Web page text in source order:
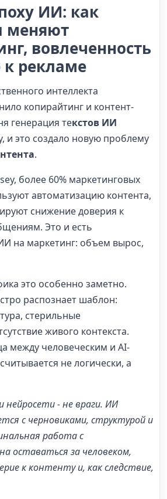
ИИ: как
меняют
вовлеченность
рекламе
интеллекта
копирайтинг и контент-
генерация текстов ИИ
и это создало новую проблему
.
более 60% маркетинговых
автоматизацию контента,
снижение доверия к
Это и есть
на маркетинг: объем вырос,
это особенно заметно.
распознает шаблон:
стерильные
живого контекста.
между человеческим и AI-
не логически, а
нейросети- не враги. ИИ
с черновиками, структурой и
работа с
оставаться за человеком,
к контентуи, как следствие,